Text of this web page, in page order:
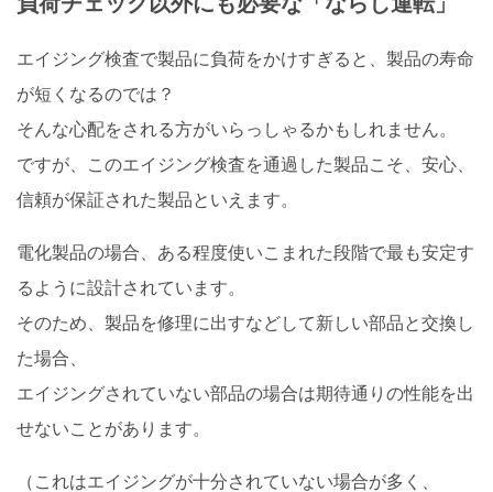
エイジング検査で製品に負荷をかけすぎると、製品の寿命
が短くなるのでは？
そんな心配をされる方がいらっしゃるかもしれません。
ですが、このエイジング検査を通過した製品こそ、安心、
信頼が保証された製品といえます。
電化製品の場合、ある程度使いこまれた段階で最も安定す
るように設計されています。
そのため、製品を修理に出すなどして新しい部品と交換し
た場合、
エイジングされていない部品の場合は期待通りの性能を出
せないことがあります。
（これはエイジングが十分されていない場合が多く、